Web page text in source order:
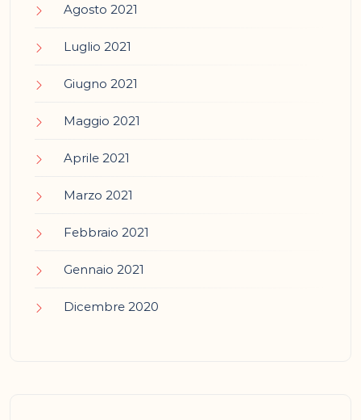
Agosto 2021
Luglio 2021
Giugno 2021
Maggio 2021
Aprile 2021
Marzo 2021
Febbraio 2021
Gennaio 2021
Dicembre 2020